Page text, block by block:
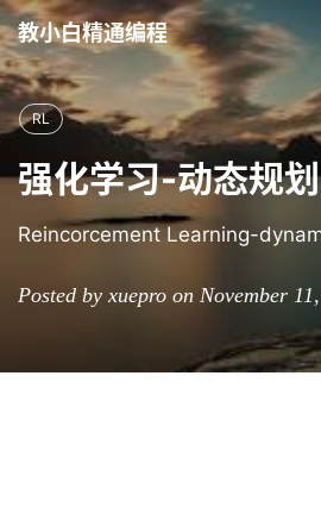
教小白精通编程
RL
强化学习-动态规划
Reincorcement Learning-
Posted by xuepro on November